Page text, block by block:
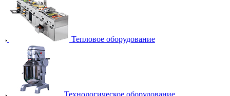
Тепловое оборудование
Технологическое оборудование